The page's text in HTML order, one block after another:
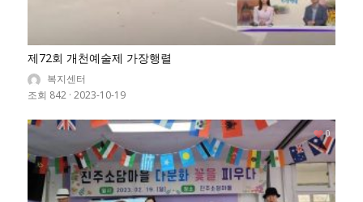
제72회 개천예술제 가장행렬
복지센터
조회 842 · 2023-10-19
0